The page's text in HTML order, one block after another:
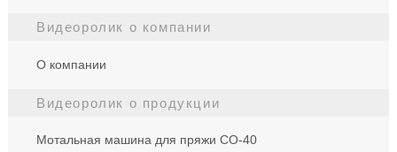
Видеоролик о компании
О компании
Видеоролик о продукции
Мотальная машина для пряжи СО-40